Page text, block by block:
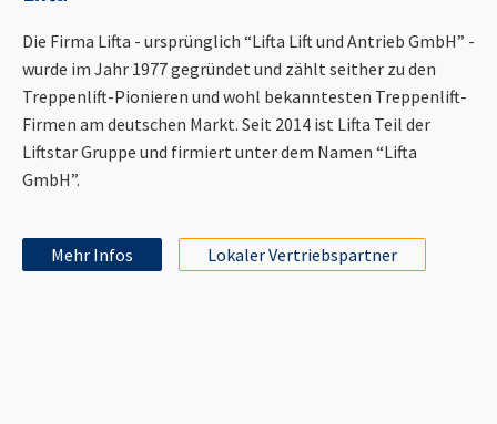
Die Firma Lifta - ursprünglich “Lifta Lift und Antrieb GmbH” -
wurde im Jahr 1977 gegründet und zählt seither zu den
Treppenlift-Pionieren und wohl bekanntesten Treppenlift-
Firmen am deutschen Markt. Seit 2014 ist Lifta Teil der
Liftstar Gruppe und firmiert unter dem Namen “Lifta
GmbH”.
Mehr Infos Lokaler Vertriebspartner